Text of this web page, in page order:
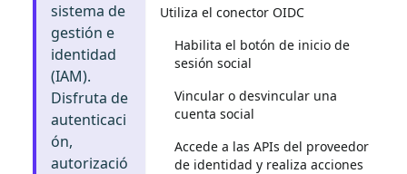
sistema de
gestión e
identidad
(IAM).
Disfruta de
autenticaci
ón,
autorizació
Utiliza el conector OIDC
Habilita el botón de inicio de
sesión social
Vincular o desvincular una
cuenta social
Accede a las APIs del proveedor
de identidad y realiza acciones